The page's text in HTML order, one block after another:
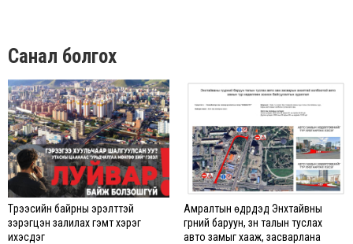
Санал болгох
Түрээсийн байрны эрэлттэй
зэрэгцэн залилах гэмт хэрэг
ихэсдэг
Амралтын өдрүүдэд Энхтайвны
гүүрний баруун, зүүн талын туслах
авто замыг хааж, засварлана